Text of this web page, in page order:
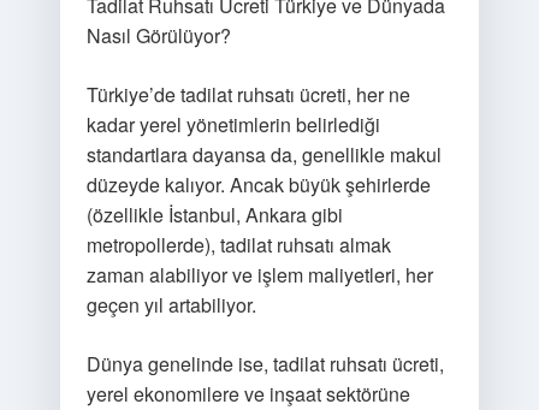
Nasıl Görülüyor?
Türkiye’de tadilat ruhsatı ücreti, her ne
kadar yerel yönetimlerin belirlediği
standartlara dayansa da, genellikle makul
düzeyde kalıyor. Ancak büyük şehirlerde
(özellikle İstanbul, Ankara gibi
metropollerde), tadilat ruhsatı almak
zaman alabiliyor ve işlem maliyetleri, her
geçen yıl artabiliyor.
Dünya genelinde ise, tadilat ruhsatı ücreti,
yerel ekonomilere ve inşaat sektörüne